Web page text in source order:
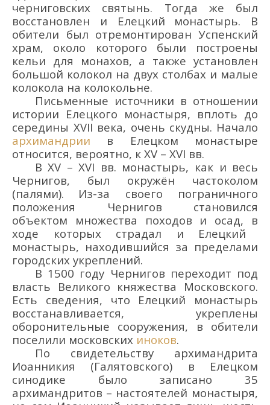
черниговских святынь. Тогда же был
восстановлен и Елецкий монастырь. В
обители был отремонтирован Успенский
храм, около которого были построены
кельи для монахов, а также установлен
большой колокол на двух столбах и малые
колокола на колокольне.
Письменные источники в отношении
истории Елецкого монастыря, вплоть до
середины XVII века, очень скудны. Начало
архимандрии в Елецком монастыре
относится, вероятно, к XV – XVI вв.
В XV – XVI вв. монастырь, как и весь
Чернигов, был окружён частоколом
(палями).
Из-за своего пограничного
положения Чернигов становился
объектом множества походов и осад, в
ходе которых страдал и Елецкий
монастырь, находившийся за пределами
городских укреплений.
В 1500 году Чернигов переходит под
власть Великого княжества Московского.
Есть сведения, что Елецкий монастырь
восстанавливается, укреплены
оборонительные сооружения, в обители
поселили московских иноков.
По свидетельству архимандрита
Иоанникия (Галятовского) в Елецком
синодике было записано 35
архимандритов – настоятелей монастыря,